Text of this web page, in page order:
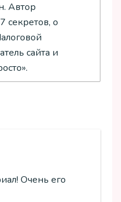
Автор
секретов, о
сайта и
Очень его